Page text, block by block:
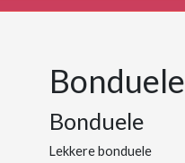
Bonduele
Bonduele
Lekkere bonduele